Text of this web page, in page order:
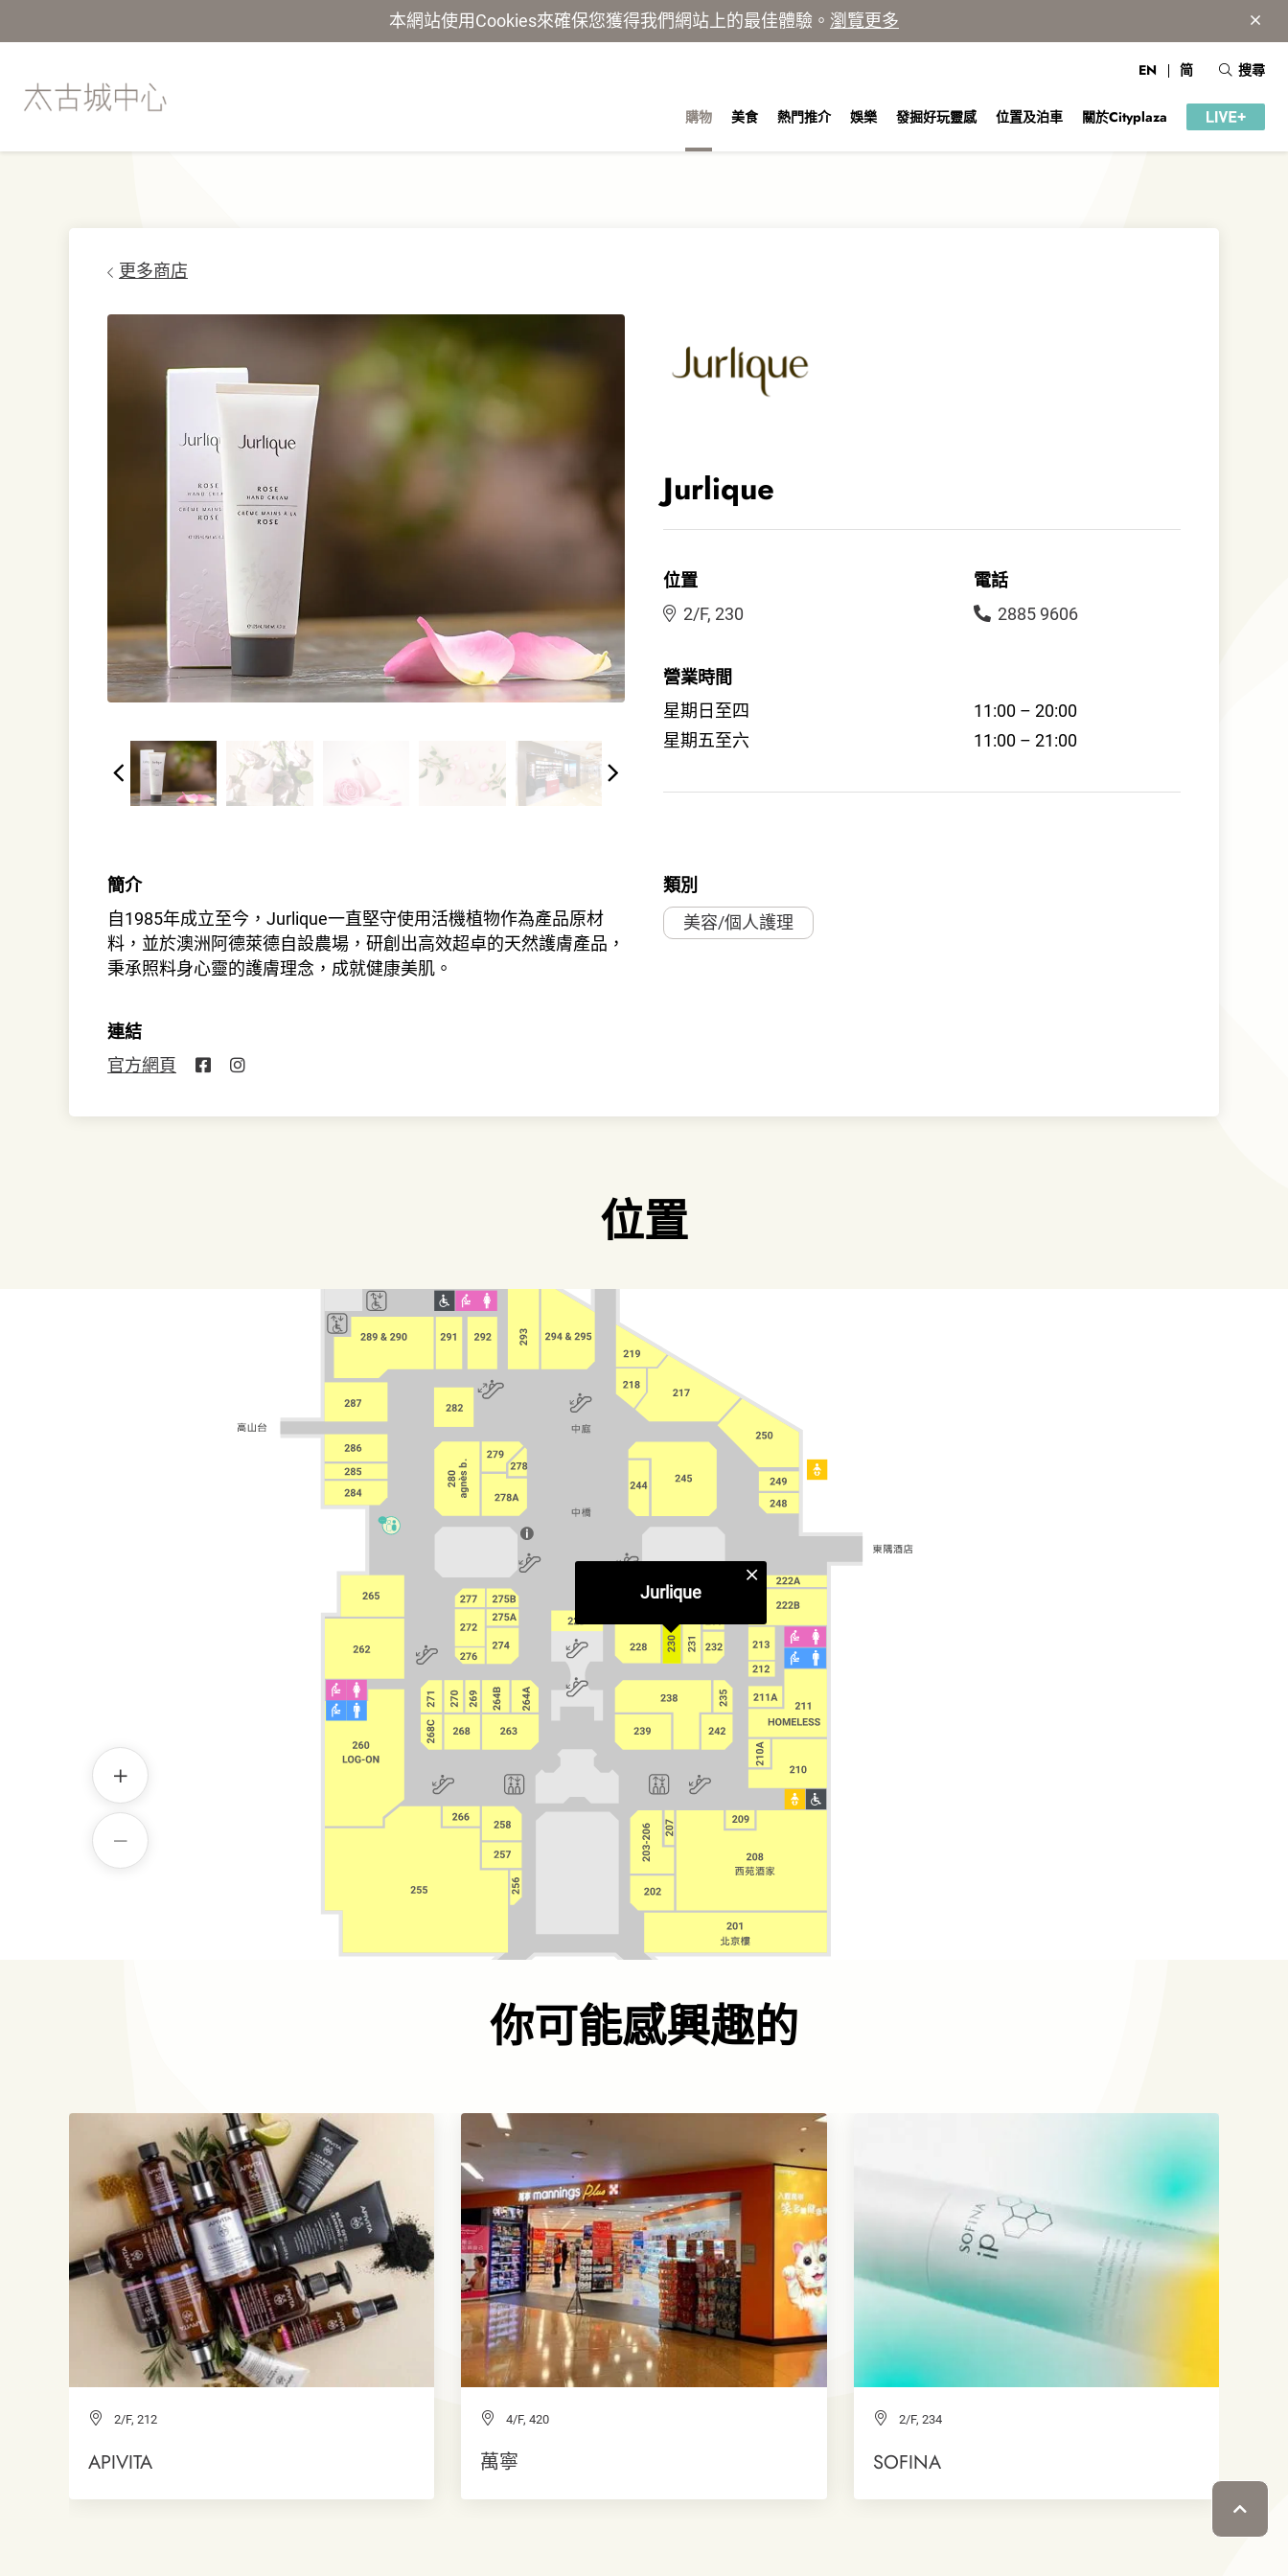
本網站使用Cookies來確保您獲得我們網站上的最佳體驗。 瀏覽更多
購物 美食 熱門推介 娛樂 發掘好玩靈感 位置及泊車 關於Cityplaza
EN 简 搜尋
Jurlique
位置
2/F, 230
電話
2885 9606
營業時間
星期日至四
11:00 – 20:00
星期五至六
11:00 – 21:00
簡介
自1985年成立至今，Jurlique一直堅守使用活機植物作為產品原材
料，並於澳洲阿德萊德自設農場，研創出高效超卓的天然護膚產品，
秉承照料身心靈的護膚理念，成就健康美肌。
連結
官方網頁
類別
美容/個人護理
更多商店
位置
Jurlique
你可能感興趣的
2/F, 212
APIVITA
4/F, 420
萬寧
2/F, 234
SOFINA